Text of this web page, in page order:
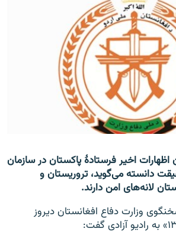
رادیو اروپای آزاد
اظهارات اخیر فرستادۀ پاکستان در سازمان
دانسته می‌گوید، تروریستان و
لانه‌های امن دارند.
وزارت دفاع افغانستان دیروز